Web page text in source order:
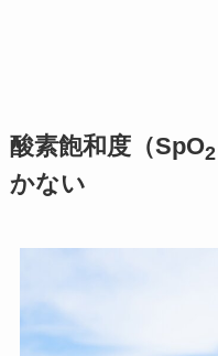
酸素飽和度（SpO2
かない